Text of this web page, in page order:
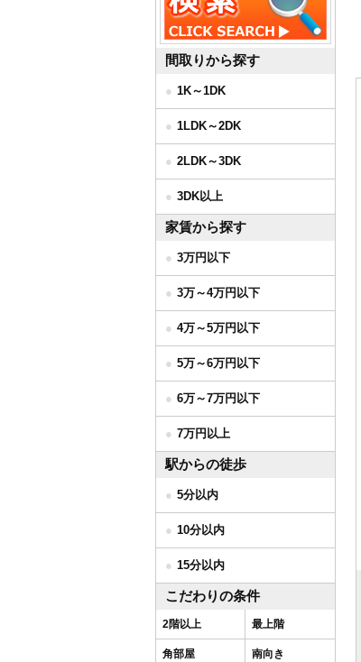
間取りから探す
1K～1DK
1LDK～2DK
2LDK～3DK
3DK以上
家賃から探す
3万円以下
3万～4万円以下
4万～5万円以下
5万～6万円以下
6万～7万円以下
7万円以上
駅からの徒歩
5分以内
10分以内
15分以内
こだわりの条件
2階以上 最上階
角部屋 南向き